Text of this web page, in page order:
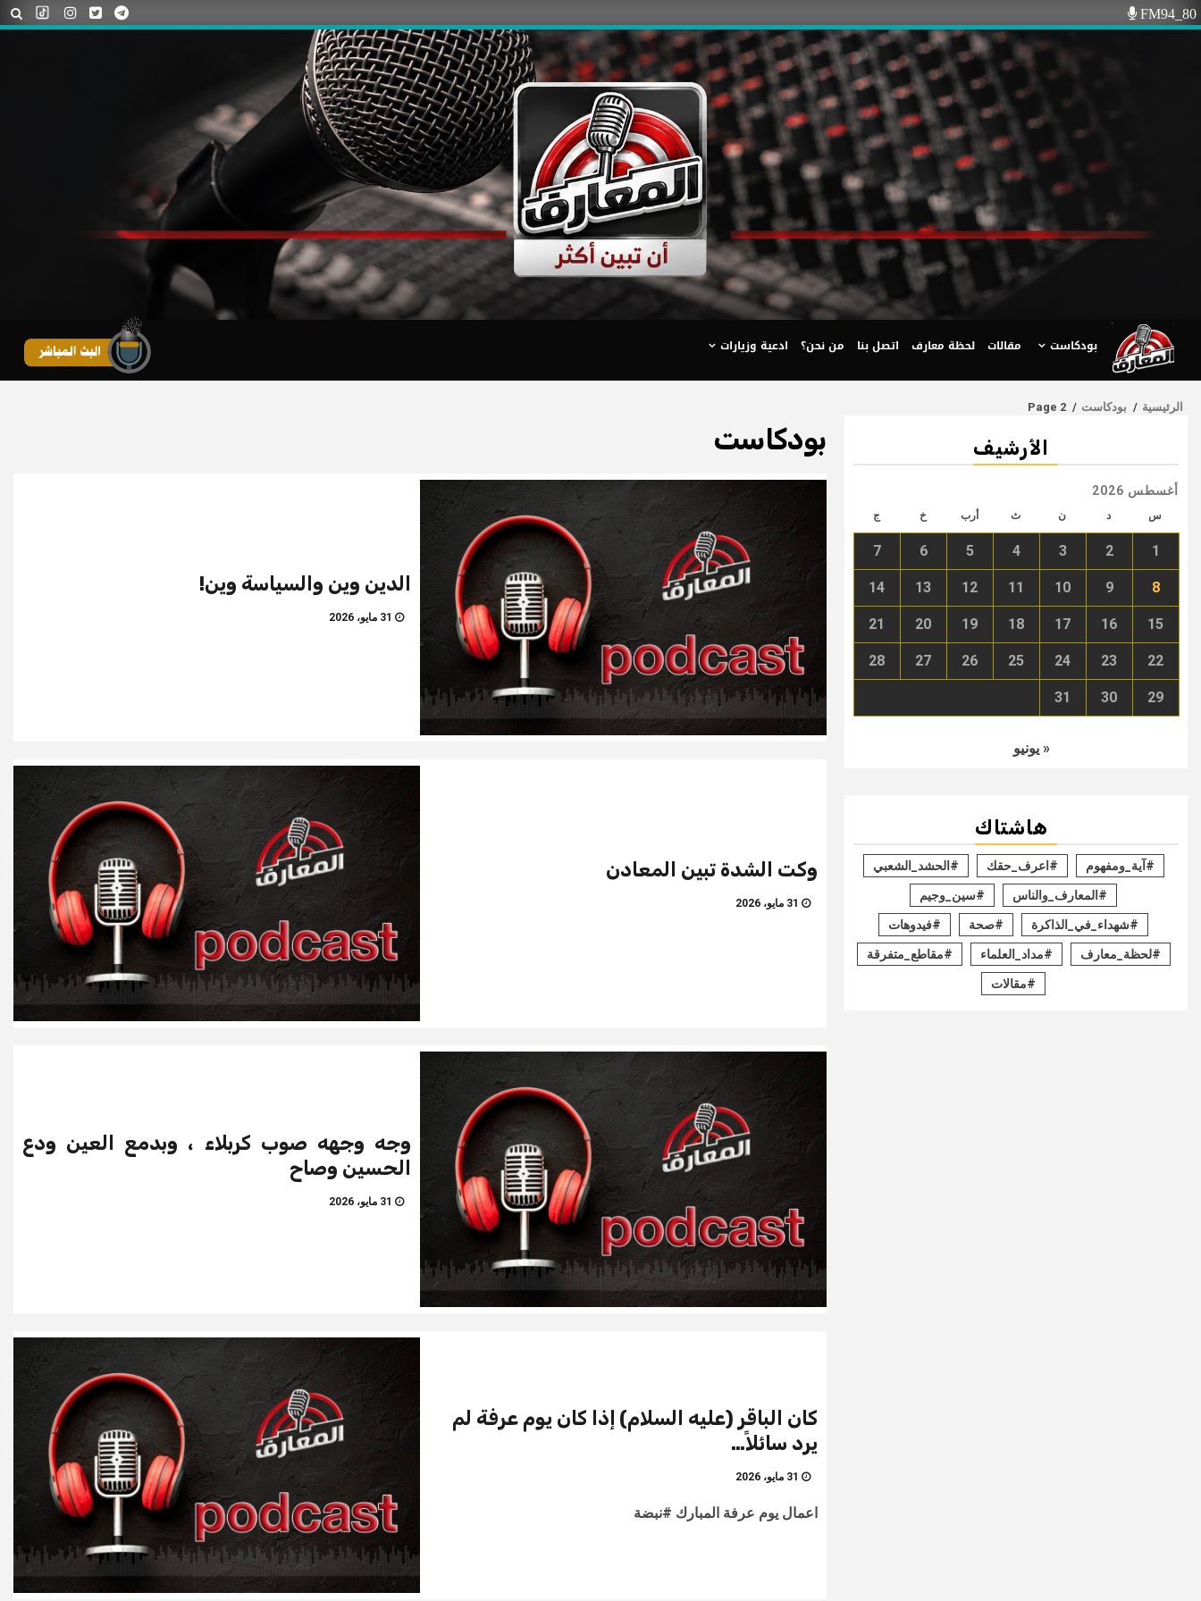
Skip
to
FM94_80
بودكاست مقالات لحظة معارف اتصل بنا من نحن؟ ادعية وزيارات
الرئيسية بودكاست Page 2
بودكاست
الدين وين والسياسة وين!
وكت الشدة تبين المعادن
وجه وجهه صوب كربلاء ، وبدمع العين ودع
الحسين وصاح
كان الباقر (عليه السلام) إذا كان يوم عرفة لم
يرد سائلاً…
اعمال يوم عرفة المبارك #نبضة
الأرشيف
أغسطس 2026
س د ن ث أرب خ ج
1
2
3
4
5
6
7
8
9
10
11
12
13
14
15
16
17
18
19
20
21
22
23
24
25
26
27
28
29
30
31
« يونيو
هاشتاك
#آية_ومفهوم #اعرف_حقك #الحشد_الشعبي
#المعارف_والناس #سين_وجيم
#شهداء_في_الذاكرة #صحة #فيدوهات
#لحظة_معارف #مداد_العلماء #مقاطع_متفرقة
#مقالات